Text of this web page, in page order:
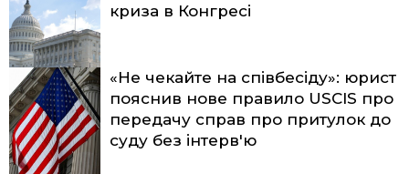
криза в Конгресі
«Не чекайте на співбесіду»: юрист
пояснив нове правило USCIS про
передачу справ про притулок до
суду без інтерв'ю